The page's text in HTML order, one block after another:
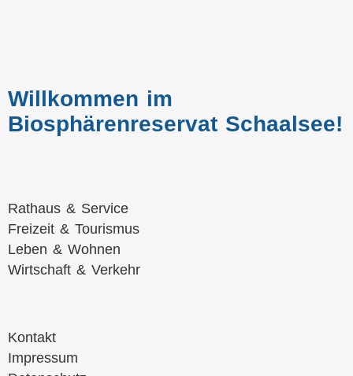
Willkommen im
Biosphärenreservat Schaalsee!
Navigation
überspringen
Rathaus & Service
Freizeit & Tourismus
Leben & Wohnen
Wirtschaft & Verkehr
Navigation
überspringen
Kontakt
Impressum